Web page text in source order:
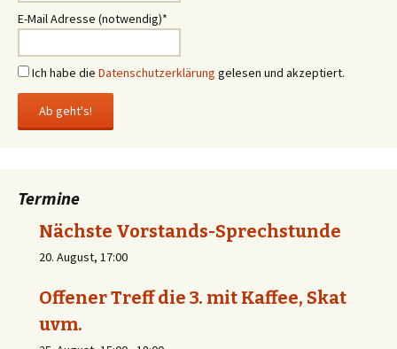
E-Mail Adresse (notwendig)*
Ich habe die Datenschutzerklärung gelesen und akzeptiert.
Termine
Nächste Vorstands-Sprechstunde
20. August, 17:00
Offener Treff die 3. mit Kaffee, Skat
uvm.